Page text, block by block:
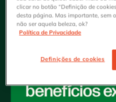
clicar no botão “Definição de
desta página. Mas importante, sem
não ser aquela beleza, ok?
Política de Privacidade
Definições de cookies